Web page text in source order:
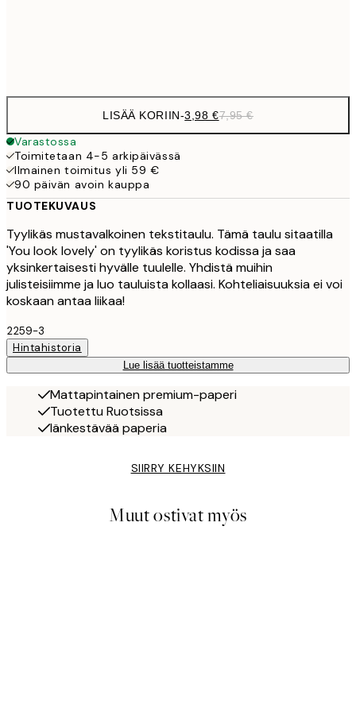
LISÄÄ KORIIN-3,98 €7,95 €
Varastossa
Toimitetaan 4-5 arkipäivässä
Ilmainen toimitus yli 59 €
90 päivän avoin kauppa
TUOTEKUVAUS
Tyylikäs mustavalkoinen tekstitaulu. Tämä taulu sitaatilla
'You look lovely' on tyylikäs koristus kodissa ja saa
yksinkertaisesti hyvälle tuulelle. Yhdistä muihin
julisteisiimme ja luo tauluista kollaasi. Kohteliaisuuksia ei voi
koskaan antaa liikaa!
2259-3
Hintahistoria
Lue lisää tuotteistamme
Mattapintainen premium-paperi
Tuotettu Ruotsissa
Iänkestävää paperia
SIIRRY KEHYKSIIN
Muut ostivat myös